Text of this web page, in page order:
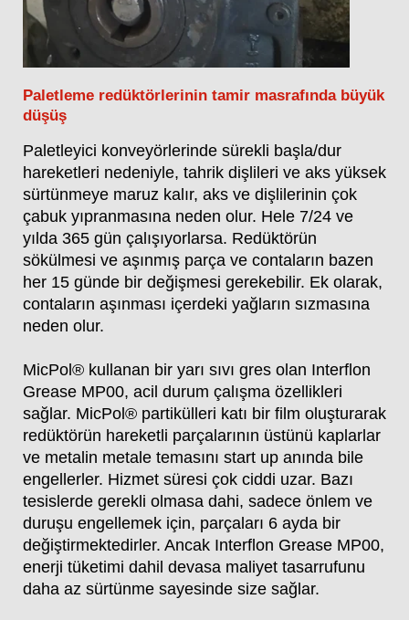
Paletleme redüktörlerinin tamir masrafında büyük
düşüş
Paletleyici konveyörlerinde sürekli başla/dur
hareketleri nedeniyle, tahrik dişlileri ve aks yüksek
sürtünmeye maruz kalır, aks ve dişlilerinin çok
çabuk yıpranmasına neden olur. Hele 7/24 ve
yılda 365 gün çalışıyorlarsa. Redüktörün
sökülmesi ve aşınmış parça ve contaların bazen
her 15 günde bir değişmesi gerekebilir. Ek olarak,
contaların aşınması içerdeki yağların sızmasına
neden olur.
MicPol® kullanan bir yarı sıvı gres olan Interflon
Grease MP00, acil durum çalışma özellikleri
sağlar. MicPol® partikülleri katı bir film oluşturarak
redüktörün hareketli parçalarının üstünü kaplarlar
ve metalin metale temasını start up anında bile
engellerler. Hizmet süresi çok ciddi uzar. Bazı
tesislerde gerekli olmasa dahi, sadece önlem ve
duruşu engellemek için, parçaları 6 ayda bir
değiştirmektedirler. Ancak Interflon Grease MP00,
enerji tüketimi dahil devasa maliyet tasarrufunu
daha az sürtünme sayesinde size sağlar.